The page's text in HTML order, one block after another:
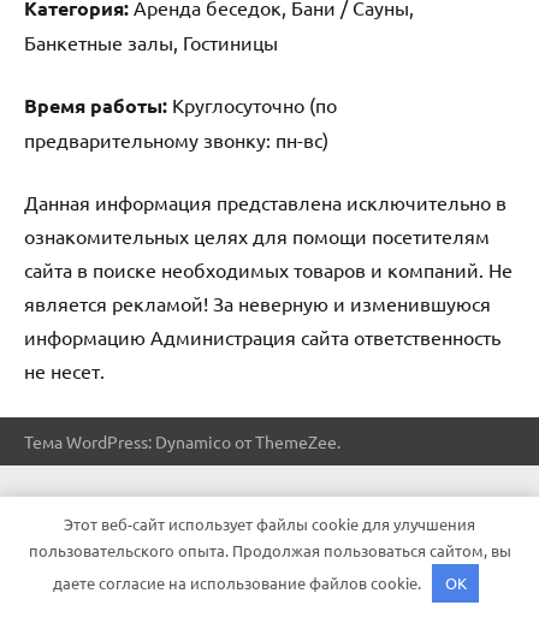
Категория: Аренда беседок, Бани / Сауны,
Банкетные залы, Гостиницы
Время работы: Круглосуточно (по
предварительному звонку: пн-вс)
Данная информация представлена исключительно в
ознакомительных целях для помощи посетителям
сайта в поиске необходимых товаров и компаний. Не
является рекламой! За неверную и изменившуюся
информацию Администрация сайта ответственность
не несет.
Тема WordPress: Dynamico от ThemeZee.
Этот веб-сайт использует файлы cookie для улучшения
пользовательского опыта. Продолжая пользоваться сайтом, вы
даете согласие на использование файлов cookie.
OK